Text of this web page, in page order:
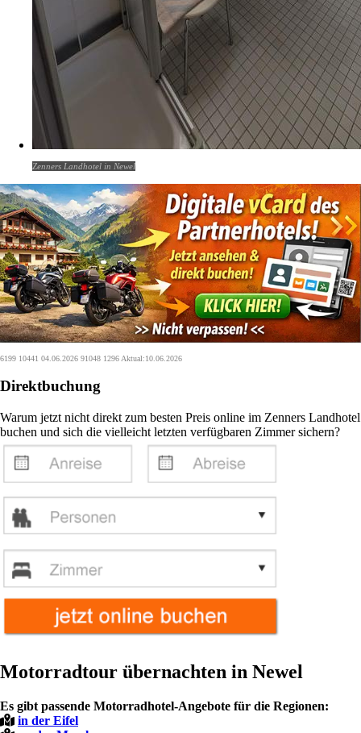
Zenners Landhotel in Newel
6199 10441 04.06.2026 91048 1296 Aktual:10.06.2026
Direktbuchung
Warum jetzt nicht direkt zum besten Preis online im Zenners Landhotel
buchen und sich die vielleicht letzten verfügbaren Zimmer sichern?
Motorradtour übernachten in Newel
Es gibt passende Motorradhotel-Angebote für die Regionen:
in der Eifel